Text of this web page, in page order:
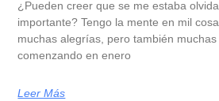
¿Pueden creer que se me estaba
importante? Tengo la mente en mil
muchas alegrías, pero también
comenzando en enero
Leer Más